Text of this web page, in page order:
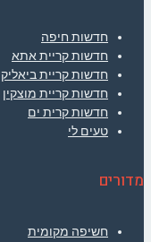
חדשות חיפה
חדשות קריית אתא
חדשות קריית ביאליק
חדשות קריית מוצקין
חדשות קרית ים
טעים לי
מדורים
חשיפה מקומית